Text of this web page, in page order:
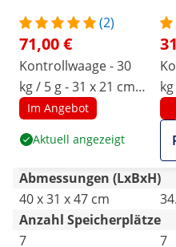
(2)
71,00 €
Kontrollwaage - 30
kg / 5 g - 31 x 21 cm -
6 LCD-Hochanzeige
Im Angebot
Aktuell angezeigt
Abmessungen (LxBxH)
40 x 31 x 47 cm
Anzahl Speicherplätze
7
7